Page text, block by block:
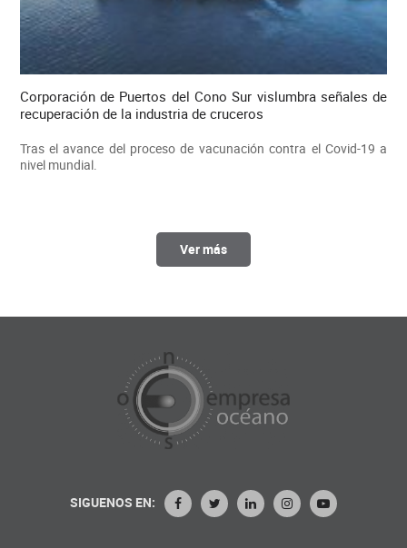
Corporación de Puertos del Cono Sur vislumbra señales de
recuperación de la industria de cruceros
Tras el avance del proceso de vacunación contra el Covid-19 a
nivel mundial.
Ver más
SIGUENOS EN: